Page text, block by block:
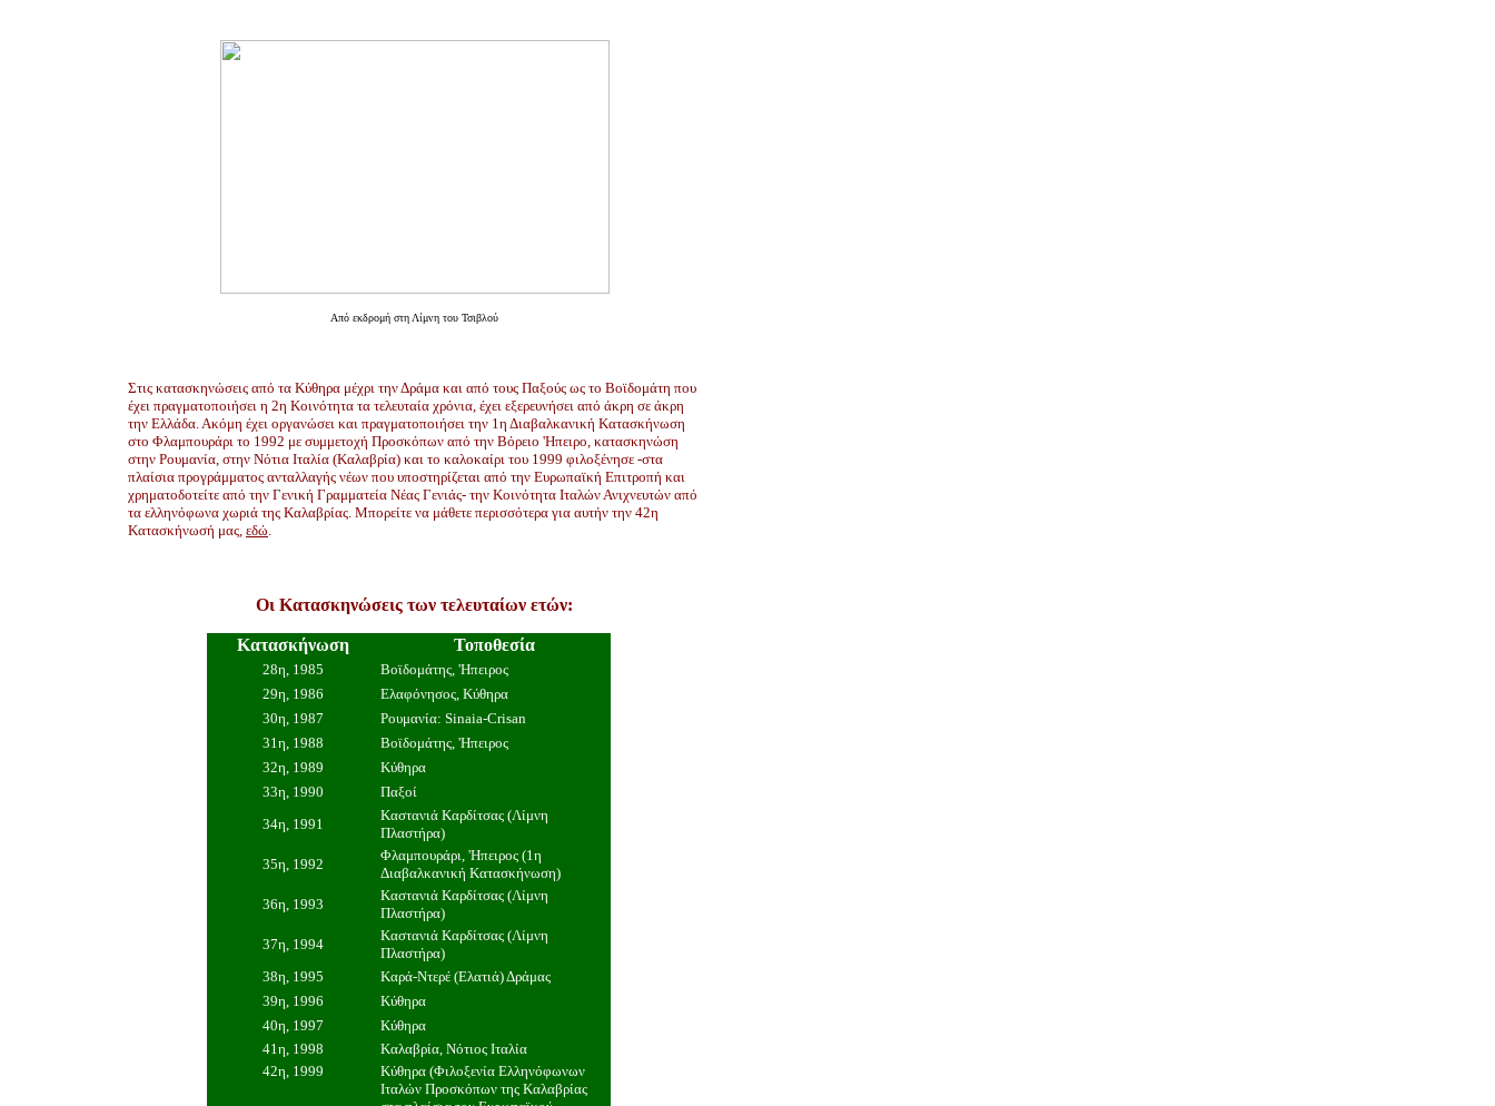
Από εκδρομή στη Λίμνη του Τσιβλού
Στις κατασκηνώσεις από τα Κύθηρα μέχρι την Δράμα και από τους Παξούς ως το Βοϊδομάτη που
έχει πραγματοποιήσει η 2η Κοινότητα τα τελευταία χρόνια, έχει εξερευνήσει από άκρη σε άκρη
την Ελλάδα. Ακόμη έχει οργανώσει και πραγματοποιήσει την 1η Διαβαλκανική Κατασκήνωση
στο Φλαμπουράρι το 1992 με συμμετοχή Προσκόπων από την Βόρειο 'Hπειρο, κατασκηνώση
στην Ρουμανία, στην Νότια Ιταλία (Καλαβρία) και το καλοκαίρι του 1999 φιλοξένησε -στα
πλαίσια προγράμματος ανταλλαγής νέων που υποστηρίζεται από την Ευρωπαϊκή Επιτροπή και
χρηματοδοτείτε από την Γενική Γραμματεία Νέας Γενιάς- την Κοινότητα Ιταλών Ανιχνευτών από
τα ελληνόφωνα χωριά της Καλαβρίας. Μπορείτε να μάθετε περισσότερα για αυτήν την 42η
Κατασκήνωσή μας, εδώ.
Οι Κατασκηνώσεις των τελευταίων ετών:
Κατασκήνωση Τοποθεσία
28η, 1985
Βοϊδομάτης, 'Hπειρος
29η, 1986
Ελαφόνησος, Κύθηρα
30η, 1987
Ρουμανία: Sinaia-Crisan
31η, 1988
Βοϊδομάτης, 'Hπειρος
32η, 1989
Κύθηρα
33η, 1990
Παξοί
34η, 1991
Καστανιά Καρδίτσας (Λίμνη
Πλαστήρα)
35η, 1992
Φλαμπουράρι, 'Hπειρος (1η
Διαβαλκανική Κατασκήνωση)
36η, 1993
Καστανιά Καρδίτσας (Λίμνη
Πλαστήρα)
37η, 1994
Καστανιά Καρδίτσας (Λίμνη
Πλαστήρα)
38η, 1995
Καρά-Ντερέ (Ελατιά) Δράμας
39η, 1996
Κύθηρα
40η, 1997
Κύθηρα
41η, 1998
Καλαβρία, Νότιος Ιταλία
42η, 1999
Κύθηρα (Φιλοξενία Ελληνόφωνων
Ιταλών Προσκόπων της Καλαβρίας